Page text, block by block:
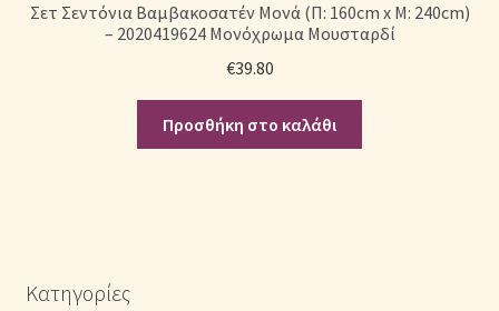
Σετ Σεντόνια Βαμβακοσατέν Μονά (Π: 160cm x Μ: 240cm)
– 2020419624 Μονόχρωμα Μουσταρδί
€39.80
Προσθήκη στο καλάθι
Κατηγορίες